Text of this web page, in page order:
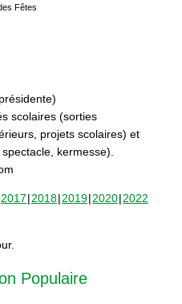
Fêtes
scolaires (sorties
projets scolaires) et
kermesse).
2017 2018 2019 2020 2022
Populaire